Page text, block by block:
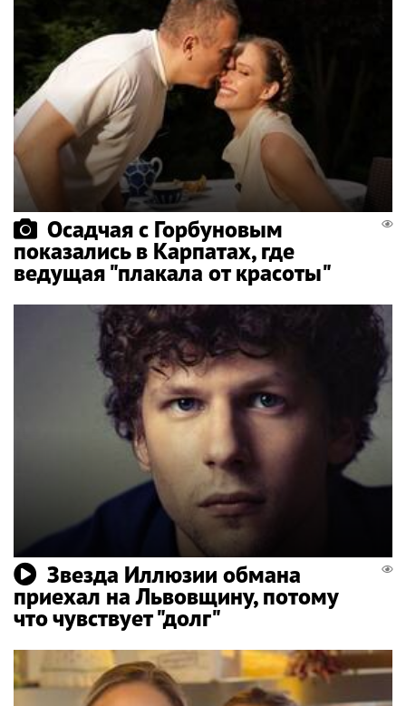
Осадчая с Горбуновым
показались в Карпатах, где
ведущая "плакала от красоты"
Звезда Иллюзии обмана
приехал на Львовщину, потому
что чувствует "долг"